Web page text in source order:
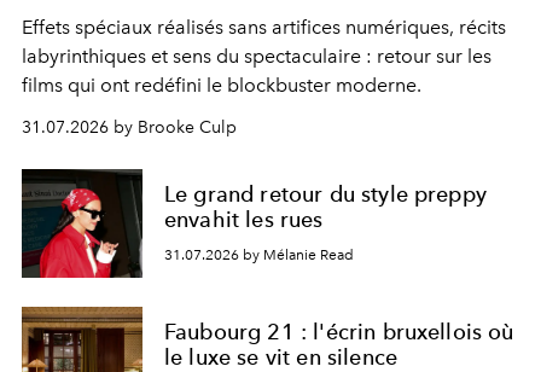
Effets spéciaux réalisés sans artifices numériques, récits
labyrinthiques et sens du spectaculaire : retour sur les
films qui ont redéfini le blockbuster moderne.
31.07.2026 by Brooke Culp
Le grand retour du style preppy
envahit les rues
31.07.2026 by Mélanie Read
Faubourg 21 : l'écrin bruxellois où
le luxe se vit en silence